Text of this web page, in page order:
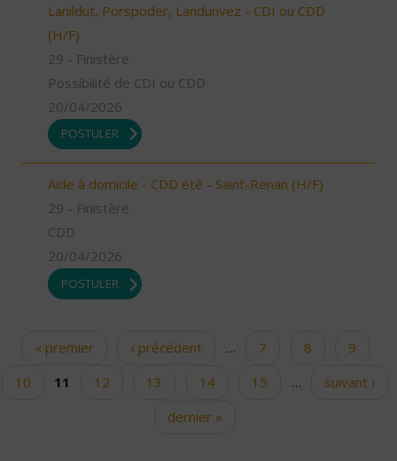
Lanildut, Porspoder, Landunvez - CDI ou CDD
(H/F)
29 - Finistère
Possibilité de CDI ou CDD
20/04/2026
POSTULER
Aide à domicile - CDD été - Saint-Renan (H/F)
29 - Finistère
CDD
20/04/2026
POSTULER
Pages« premier ‹ précédent … 7 8
9
10
11 12 13 14 15 …
suivant ›
dernier »